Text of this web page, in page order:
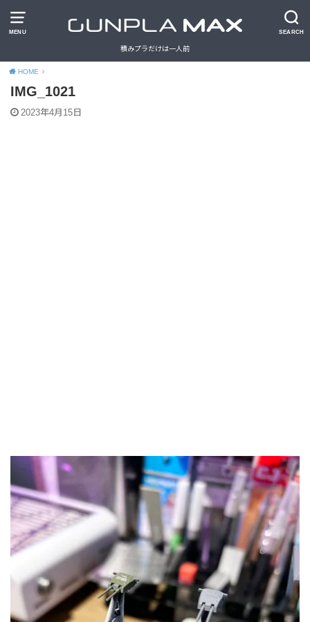
MENU SEARCH
積みプラだけは一人前
HOME
IMG_1021
2023年4月15日